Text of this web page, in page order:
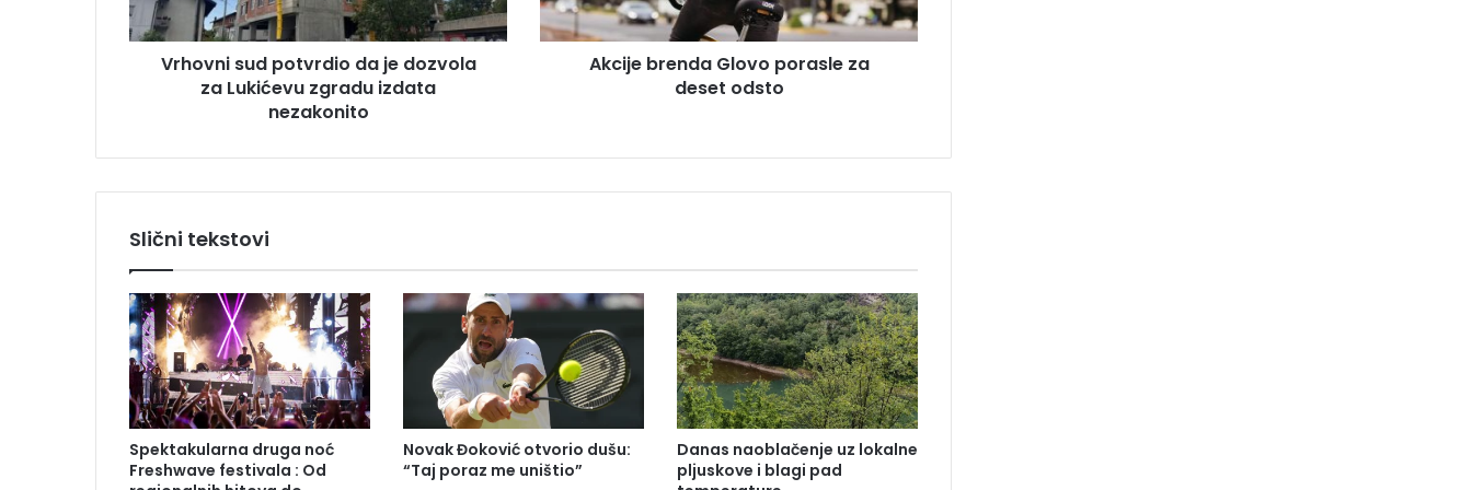
s
u
s
u
v
o
d
a
j
e
d
o
z
v
o
l
Vrhovni sud potvrdio da je dozvola
za Lukićevu zgradu izdata
nezakonito
e
l
o
r
a
l
e
a
d
e
Akcije brenda Glovo porasle za
deset odsto
Slični tekstovi
Spektakularna druga noć
Freshwave festivala : Od
Novak Đoković otvorio dušu:
“Taj poraz me uništio”
Danas naoblačenje uz lokalne
pljuskove i blagi pad